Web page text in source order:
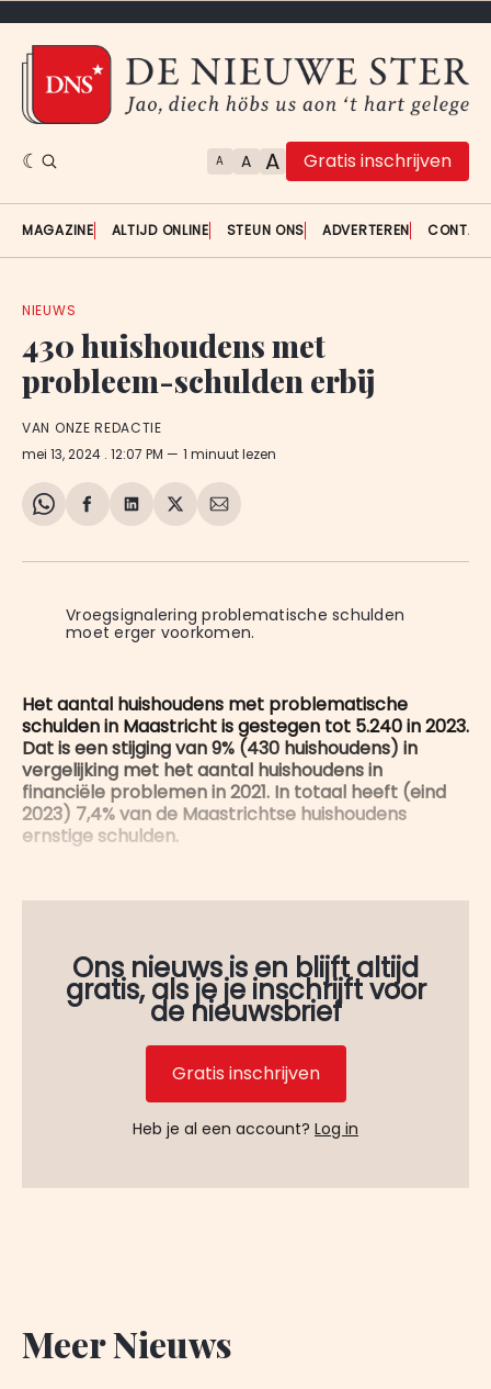
A A A Gratis inschrijven
MAGAZINE ALTIJD ONLINE STEUN ONS ADVERTEREN
NIEUWS
430 huishoudens met
probleem-schulden erbij
VAN ONZE REDACTIE
mei 13, 2024 . 12:07 PM 1 minuut lezen
Share
WhatsApp
Delen
Facebook
Delen
LinkedIn
Share
X
Deel
E-
Vroegsignalering problematische schulden
moet erger voorkomen.
Het aantal huishoudens met problematische
schulden in Maastricht is gestegen tot 5.240 in 2023.
Dat is een stijging van 9% (430 huishoudens) in
vergelijking met het aantal huishoudens in
financiële problemen in 2021. In totaal heeft (eind
2023) 7,4% van de Maastrichtse huishoudens
ernstige schulden.
Ons nieuws is en blijft altijd
gratis, als je je inschrijft voor
de nieuwsbrief
Gratis inschrijven
Heb je al een account? Log in
Meer Nieuws